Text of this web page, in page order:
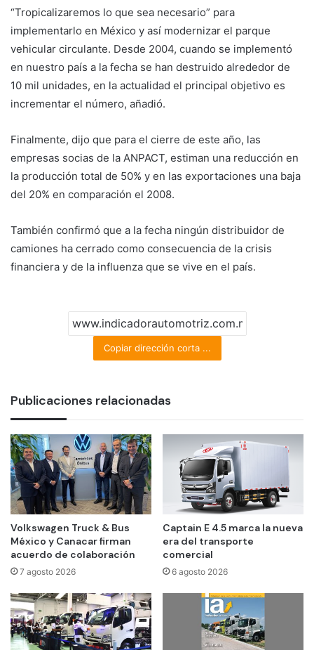
“Tropicalizaremos lo que sea necesario” para
implementarlo en México y así modernizar el parque
vehicular circulante. Desde 2004, cuando se implementó
en nuestro país a la fecha se han destruido alrededor de
10 mil unidades, en la actualidad el principal objetivo es
incrementar el número, añadió.
Finalmente, dijo que para el cierre de este año, las
empresas socias de la ANPACT, estiman una reducción en
la producción total de 50% y en las exportaciones una baja
del 20% en comparación el 2008.
También confirmó que a la fecha ningún distribuidor de
camiones ha cerrado como consecuencia de la crisis
financiera y de la influenza que se vive en el país.
Copiar dirección corta ...
Publicaciones relacionadas
Volkswagen Truck & Bus
México y Canacar firman
acuerdo de colaboración
7 agosto 2026
Captain E 4.5 marca la nueva
era del transporte
comercial
6 agosto 2026